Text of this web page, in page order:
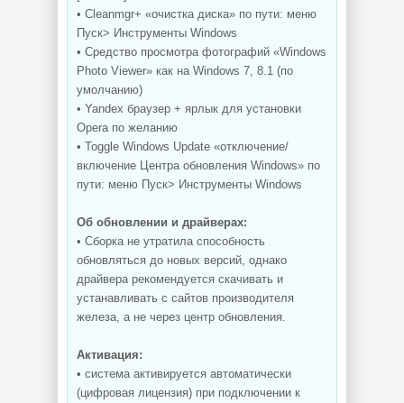
• Cleanmgr+ «очистка диска» по пути: меню
Пуск> Инструменты Windows
• Средство просмотра фотографий «Windows
Photo Viewer» как на Windows 7, 8.1 (по
умолчанию)
• Yandex браузер + ярлык для установки
Opera по желанию
• Toggle Windows Update «отключение/
включение Центрa обновления Windows» по
пути: меню Пуск> Инструменты Windows
Об обновлении и драйверах:
• Сборка не утратила способность
обновляться до новых версий, однако
драйвера рекомендуется скачивать и
устанавливать с сайтов производителя
железа, а не через центр обновления.
Активация:
• система активируется автоматически
(цифровая лицензия) при подключении к